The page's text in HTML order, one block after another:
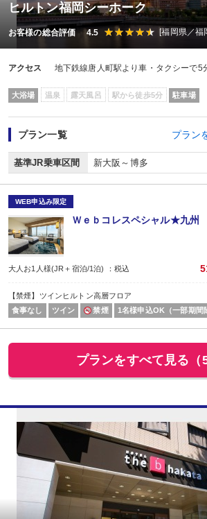
ヒルトン福岡シーホーク
お客様の総合評価 4.5 [福岡県／福
アクセス 地下鉄線唐人町駅より車・タクシーで5
大浴場 温泉 露天風呂 駅から徒歩5分 駐車場
プラン一覧 プラン
基準JR乗車区間 新大阪～博多
WEB申込み限定
Ｗｅｂコレスペシャル★九
大人お1人様(JR＋宿泊/1泊) ：税込
【禁煙】ツインヒルトン高層フロア
食事なし
ツイン 禁煙 1名様申込OK（一部期間
プランをすべて見る（5